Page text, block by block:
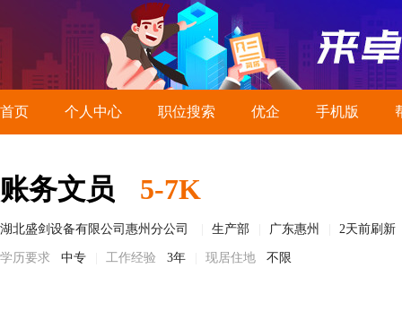
首页 个人中心 职位搜索 优企 手机版
账务文员 5-7K
湖北盛剑设备有限公司惠州分公司 生产部 广东惠州 2天前刷新
学历要求 中专 工作经验 3年 现居住地 不限